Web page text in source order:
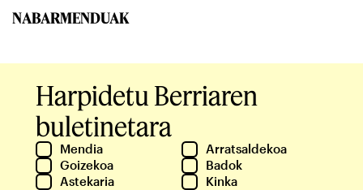
NABARMENDUAK
Harpidetu Berriaren
buletinetara
Mendia
Arratsaldekoa
Goizekoa
Badok
Astekaria
Kinka